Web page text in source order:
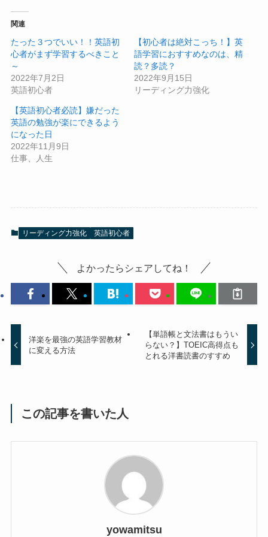
関連
たった３つでいい！！英語初
心者がまず学習するべきこと
～
2022年7月2日
英語初心者
【初心者は絶対こっち！】英
語学習におすすめなのは、精
読？多読？
2022年9月15日
リーディング力強化
【英語初心者必読】嫌だった
英語の勉強が楽にできるよう
になった日
2022年11月9日
仕事、人生
リーディング力強化 英語初心者
よかったらシェアしてね！
洋楽を最強の英語学習教材
に変える方法
【単語帳と文法書はもうい
らない？】TOEIC高得点も
とれる洋書読書のすすめ
この記事を書いた人
yowamitsu